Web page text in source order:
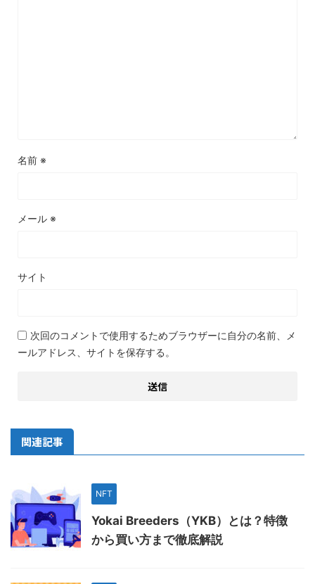
名前 ※
メール ※
サイト
次回のコメントで使用するためブラウザーに自分の名前、メ
ールアドレス、サイトを保存する。
関連記事
NFT
Yokai Breeders（YKB）とは？特徴
から買い方まで徹底解説